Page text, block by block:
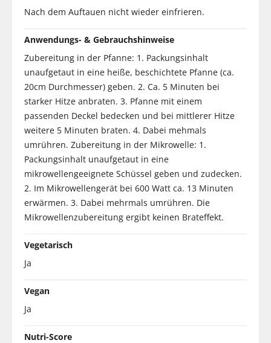
Nach dem Auftauen nicht wieder einfrieren.
Anwendungs- & Gebrauchshinweise
Zubereitung in der Pfanne: 1. Packungsinhalt
unaufgetaut in eine heiße, beschichtete Pfanne (ca.
20cm Durchmesser) geben. 2. Ca. 5 Minuten bei
starker Hitze anbraten. 3. Pfanne mit einem
passenden Deckel bedecken und bei mittlerer Hitze
weitere 5 Minuten braten. 4. Dabei mehmals
umrühren. Zubereitung in der Mikrowelle: 1.
Packungsinhalt unaufgetaut in eine
mikrowellengeeignete Schüssel geben und zudecken.
2. Im Mikrowellengerät bei 600 Watt ca. 13 Minuten
erwärmen. 3. Dabei mehrmals umrühren. Die
Mikrowellenzubereitung ergibt keinen Brateffekt.
Vegetarisch
Ja
Vegan
Ja
Nutri-Score